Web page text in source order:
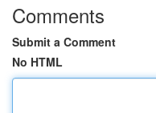
Comments
Submit a Comment
No HTML